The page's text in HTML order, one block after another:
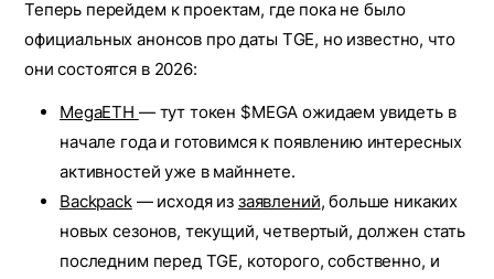
Теперь перейдем к проектам, где пока не было
официальных анонсов про даты TGE, но известно, что
они состоятся в 2026:
MegaETH — тут токен $MEGA ожидаем увидеть в
начале года и готовимся к появлению интересных
активностей уже в майннете.
Backpack— исходя из заявлений, больше никаких
новых сезонов, текущий, четвертый, должен стать
последним перед TGE, которого, собственно, и